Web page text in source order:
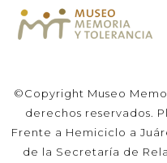
©Copyright Museo
derechos reservados.
Frente a Hemiciclo a
de la Secretaría de